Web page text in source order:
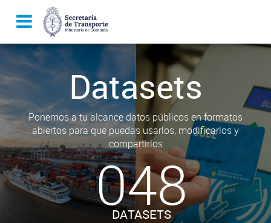
Datasets
Ponemos a tu alcance datos públicos en formatos
abiertos para que puedas usarlos, modificarlos y
compartirlos
048
DATASETS